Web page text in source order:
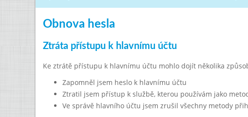
Obnova hesla
Ztráta přístupu k hlavnímu účtu
Ke ztrátě přístupu k hlavnímu účtu mohlo dojít několika
Zapomněl jsem heslo k hlavnímu účtu
Ztratil jsem přístup k službě, kterou používám jako
Ve správě hlavního účtu jsem zrušil všechny metody